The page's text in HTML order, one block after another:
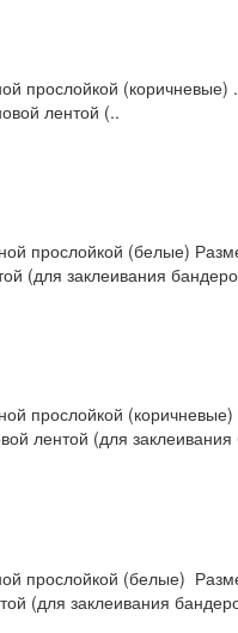
прослойкой
лентой (..
прослойкой (белые)
(для заклеивания
прослойкой
лентой (для заклеивания
прослойкой (белые)
(для заклеивания